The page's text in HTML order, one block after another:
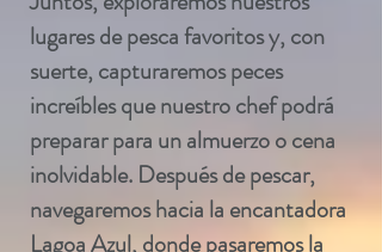
lugares de pesca favoritos y, con
suerte, capturaremos peces
increíbles que nuestro chef podrá
preparar para un almuerzo o cena
inolvidable. Después de pescar,
navegaremos hacia la encantadora
Lagoa Azul, donde pasaremos la